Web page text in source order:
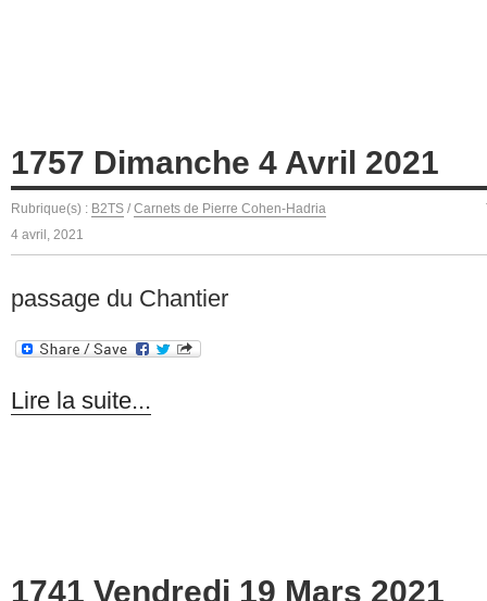
1757 Dimanche 4 Avril 2021
Rubrique(s) : B2TS / Carnets de Pierre Cohen-Hadria
4 avril, 2021
passage du Chantier
Lire la suite...
1741 Vendredi 19 Mars 2021